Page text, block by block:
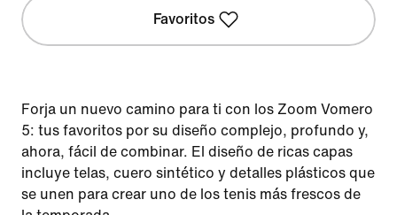
Favoritos
Forja un nuevo camino para ti con los Zoom Vomero
5: tus favoritos por su diseño complejo, profundo y,
ahora, fácil de combinar. El diseño de ricas capas
incluye telas, cuero sintético y detalles plásticos que
se unen para crear uno de los tenis más frescos de